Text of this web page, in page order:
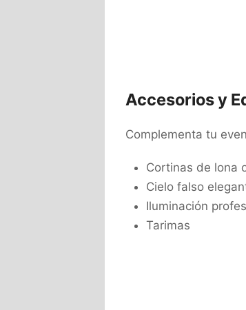
Accesorios y
Complementa tu
Cortinas de lona
Cielo falso
Iluminación
Tarimas